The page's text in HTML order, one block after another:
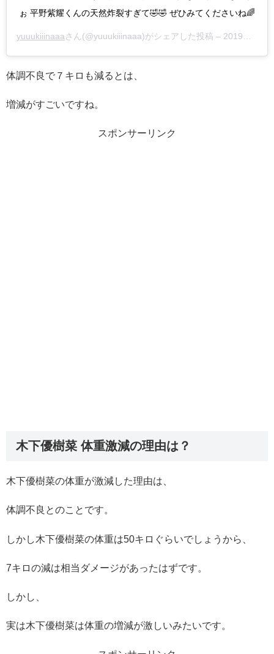
ぉ 平野紫耀くんの天然炸裂すぎて🤣🤣 ぜひみてくださいね🌈
yuuukiiinaaaさん(@yuuukiiinaaa)がシェアした投稿 – 2019年 9月月15日午前8時03分PDT
体調不良で７キロも減るとは、
増減がすごいですね。
スポンサーリンク
木下優樹菜 体重激減の理由は？
木下優樹菜の体重が激減した理由は、
体調不良とのことです。
しかし木下優樹菜の体重は50キロぐらいでしょうから、
7キロの減は相当ダメージがあったはずです。
しかし、
実は木下優樹菜は体重の増減が激しいみたいです。